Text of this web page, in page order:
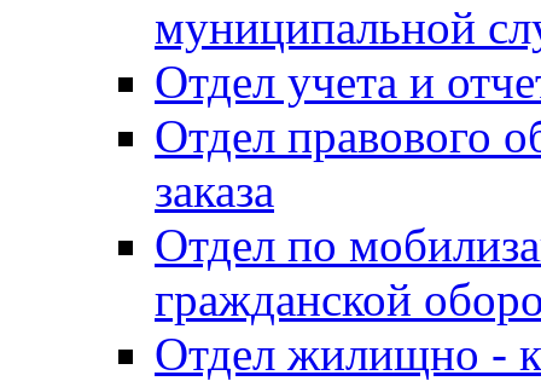
муниципальной
Отдел учета и
Отдел правового
заказа
Отдел по
гражданской
Отдел жилищно -